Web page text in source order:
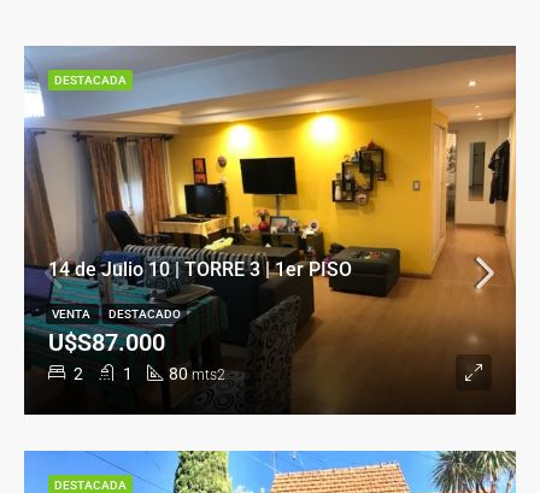
14 de Julio 10 | TORRE 3 | 1er PISO
2 1 80 mts2
U$S87.000
VENTA DESTACADO
DESTACADA
DESTACADA